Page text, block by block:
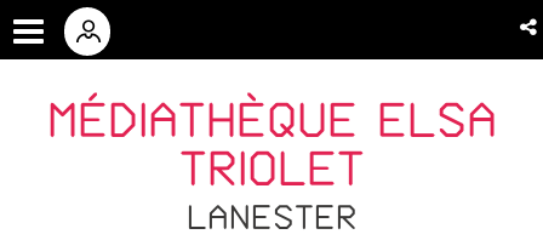
MÉDIATHÈQUE ELSA
TRIOLET
LANESTER